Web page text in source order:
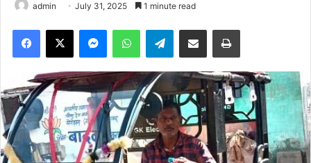
admin July 31, 2025 1 minute read
Facebook
X MessengerWhatsAppTelegramShare via Email Print